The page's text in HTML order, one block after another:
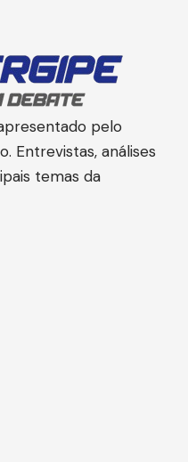
pelo
Entrevistas, análises
temas da